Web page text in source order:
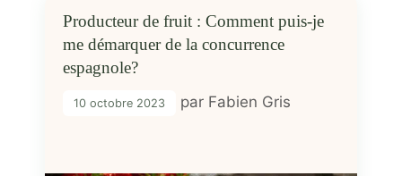
Producteur de fruit : Comment puis-je
me démarquer de la concurrence
espagnole?
10 octobre 2023 par Fabien Gris